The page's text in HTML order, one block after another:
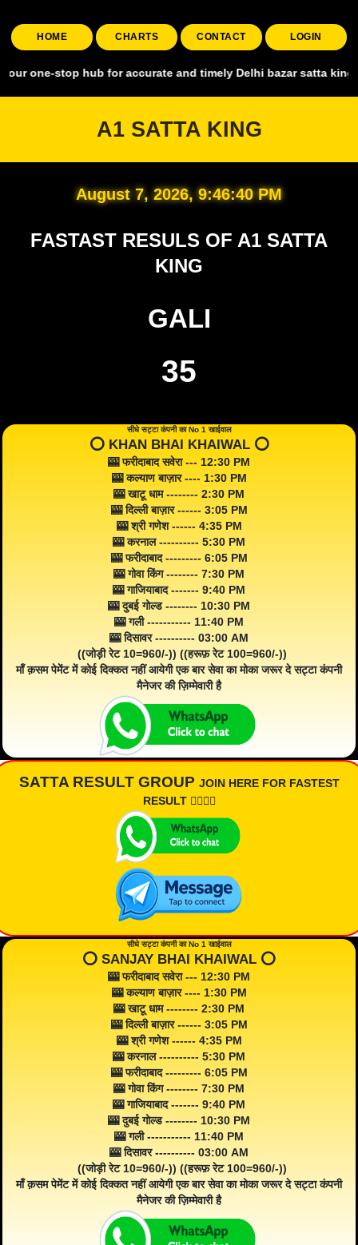
HOME CHARTS CONTACT LOGIN
hub for accurate and timely Delhi bazar satta king,
A1 SATTA KING
August 7, 2026, 9:46:41 PM
FASTAST RESULS OF A1 SATTA
KING
GALI
35
सीधे सट्टा कंपनी का No 1 खाईवाल
⭕️ KHAN BHAI KHAIWAL ⭕️
🎰 फरीदाबाद सवेरा --- 12:30 PM
🎰 कल्याण बाज़ार ---- 1:30 PM
🎰 खाटू धाम -------- 2:30 PM
🎰 दिल्ली बाज़ार ------ 3:05 PM
🎰 श्री गणेश ------ 4:35 PM
🎰 करनाल ---------- 5:30 PM
🎰 फरीदाबाद --------- 6:05 PM
🎰 गोवा किंग -------- 7:30 PM
🎰 गाजियाबाद ------- 9:40 PM
🎰 दुबई गोल्ड -------- 10:30 PM
🎰 गली ----------- 11:40 PM
🎰 दिसावर ---------- 03:00 AM
((जोड़ी रेट 10=960/-)) ((हरूफ़ रेट 100=960/-))
माँ क़सम पेमेंट में कोई दिक्कत नहीं आयेगी एक बार सेवा का मोका जरूर दे सट्टा कंपनी
मैनेजर की ज़िम्मेवारी है
SATTA RESULT GROUP JOIN HERE FOR FASTEST
RESULT 👇🏾👇🏾
सीधे सट्टा कंपनी का No 1 खाईवाल
⭕️ SANJAY BHAI KHAIWAL ⭕️
🎰 फरीदाबाद सवेरा --- 12:30 PM
🎰 कल्याण बाज़ार ---- 1:30 PM
🎰 खाटू धाम -------- 2:30 PM
🎰 दिल्ली बाज़ार ------ 3:05 PM
🎰 श्री गणेश ------ 4:35 PM
🎰 करनाल ---------- 5:30 PM
🎰 फरीदाबाद --------- 6:05 PM
🎰 गोवा किंग -------- 7:30 PM
🎰 गाजियाबाद ------- 9:40 PM
🎰 दुबई गोल्ड -------- 10:30 PM
🎰 गली ----------- 11:40 PM
🎰 दिसावर ---------- 03:00 AM
((जोड़ी रेट 10=960/-)) ((हरूफ़ रेट 100=960/-))
माँ क़सम पेमेंट में कोई दिक्कत नहीं आयेगी एक बार सेवा का मोका जरूर दे सट्टा कंपनी
मैनेजर की ज़िम्मेवारी है